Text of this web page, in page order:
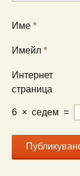
Име *
Имейл *
Интернет
страница
6 × седем =